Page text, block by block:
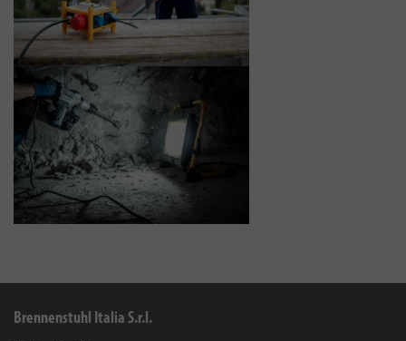
Brennenstuhl Italia S.r.l.